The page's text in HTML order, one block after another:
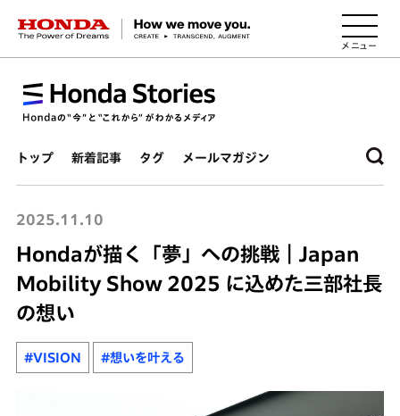
HONDA The Power of Dreams
トップ 新着記事 タグ メールマガジン
2025.11.10
Hondaが描く「夢」への挑戦｜Japan
Mobility Show 2025 に込めた三部社長
の想い
#VISION #想いを叶える